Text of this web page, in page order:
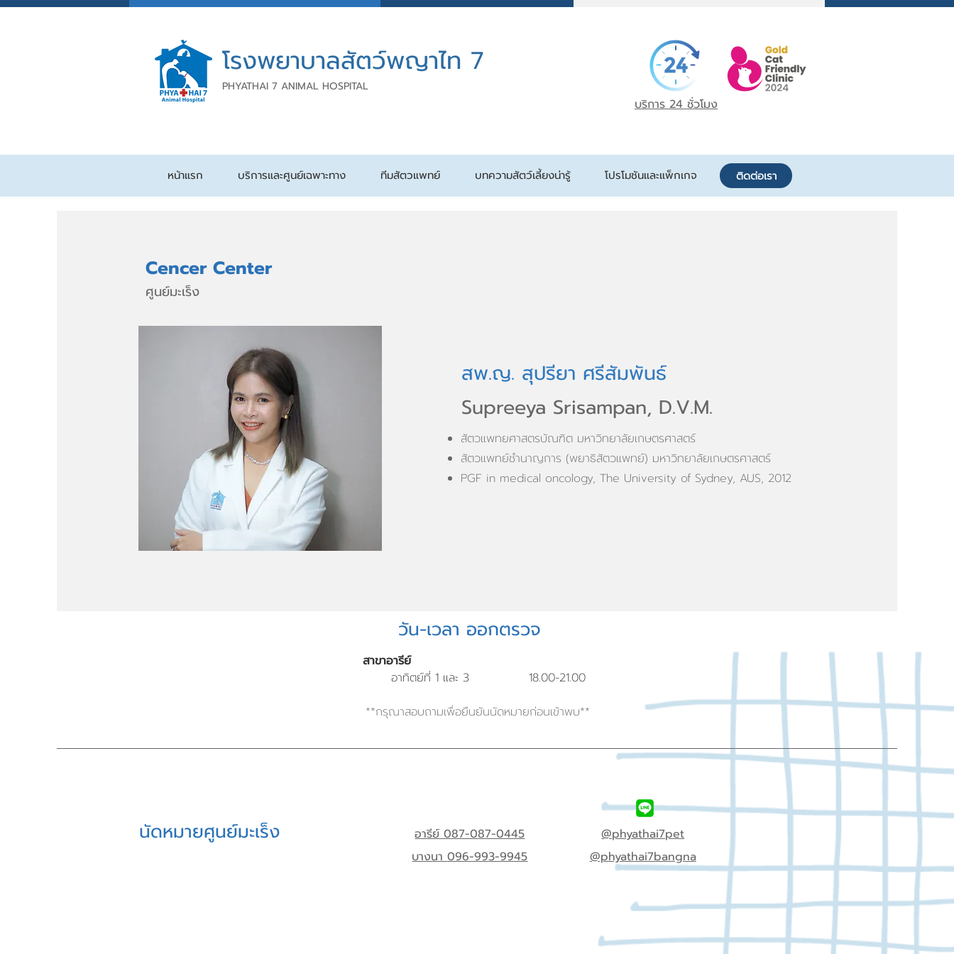
โรงพยาบาลสัตว์พญาไท 7
PHYATHAI 7 ANIMAL HOSPITAL
บริการ 24 ชั่วโมง
หน้าแรก บริการและศูนย์เฉพาะทาง ทีมสัตวแพทย์ บทความสัตว์เลี้ยงน่ารู้ โปรโมชันและแพ็กเกจ ติดต่อเรา
Cencer Center
ศูนย์มะเร็ง
สพ.ญ. สุปรียา ศรีสัมพันธ์
Supreeya Srisampan, D.V.M.
สัตวแพทยศาสตรบัณฑิต มหาวิทยาลัยเกษตรศาสตร์
สัตวแพทย์ชำนาญการ (พยาธิสัตวแพทย์) มหาวิทยาลัยเกษตรศาสตร์
PGF in medical oncology, The University of Sydney, AUS, 2012
วัน-เวลา ออกตรวจ
สาขาอารีย์
อาทิตย์ที่ 1 และ 3 18.00-21.00
**กรุณาสอบถามเพื่อยืนยันนัดหมายก่อนเข้าพบ**
นัดหมายศูนย์มะเร็ง
อารีย์ 087-087-0445
บางนา096-993-9945
@phyathai7pet
@phyathai7bangna